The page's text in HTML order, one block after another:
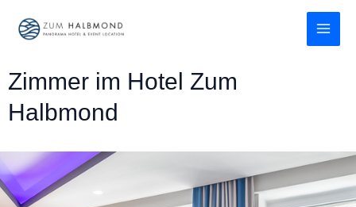
Inhalt
Zimmer im Hotel Zum
Halbmond